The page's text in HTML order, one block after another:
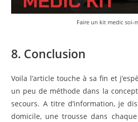
Faire un kit medic soi-
8. Conclusion
Voila l’article touche à sa fin et
un peu de méthode dans la
secours. A titre d’information, je
domicile, une trousse dans